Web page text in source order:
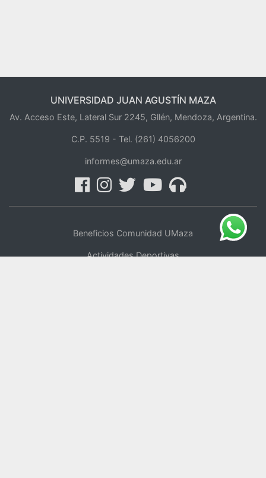
UNIVERSIDAD JUAN AGUSTÍN MAZA
Av. Acceso Este, Lateral Sur 2245, Gllén, Mendoza, Argentina.
C.P. 5519 - Tel. (261) 4056200
informes@umaza.edu.ar
Beneficios Comunidad UMaza
Actividades Deportivas